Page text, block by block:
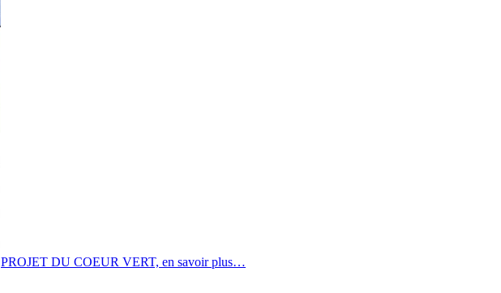
PROJET DU COEUR VERT, en savoir plus…